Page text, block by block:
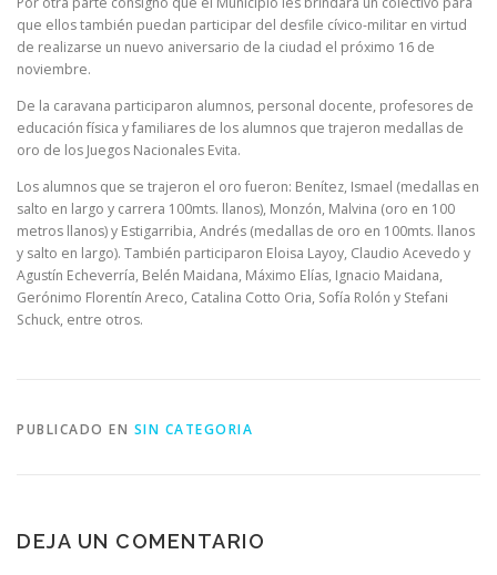
que ellos también puedan participar del desfile cívico-militar en virtud
de realizarse un nuevo aniversario de la ciudad el próximo 16 de
noviembre.
De la caravana participaron alumnos, personal docente, profesores de
educación física y familiares de los alumnos que trajeron medallas de
oro de los Juegos Nacionales Evita.
Los alumnos que se trajeron el oro fueron: Benítez, Ismael (medallas en
salto en largo y carrera 100mts. llanos), Monzón, Malvina (oro en 100
metros llanos) y Estigarribia, Andrés (medallas de oro en 100mts. llanos
y salto en largo). También participaron Eloisa Layoy, Claudio Acevedo y
Agustín Echeverría, Belén Maidana, Máximo Elías, Ignacio Maidana,
Gerónimo Florentín Areco, Catalina Cotto Oria, Sofía Rolón y Stefani
Schuck, entre otros.
PUBLICADO EN SIN CATEGORIA
DEJA UN COMENTARIO